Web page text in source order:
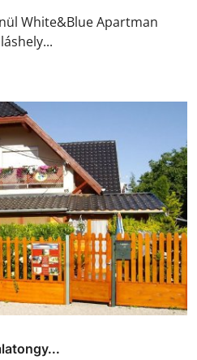
White&Blue Apartman